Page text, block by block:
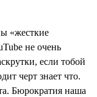
«жесткие
не очень
если тобой
черт знает что.
Бюрократия наша